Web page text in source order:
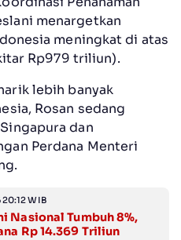
menargetkan
meningkat di atas
Rp979 triliun).
lebih banyak
Rosan sedang
dan
Perdana Menteri
WIB
Nasional Tumbuh 8%,
Rp 14.369 Triliun